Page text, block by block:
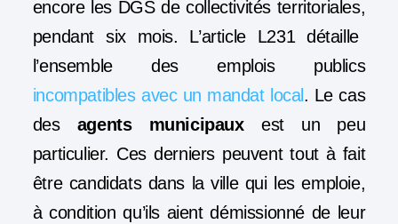
encore les DGS de collectivités territoriales,
pendant six mois. L’article L231 détaille
l’ensemble des emplois publics
incompatibles avec un mandat local. Le cas
des agents municipauxest un peu
particulier. Ces derniers peuvent tout à fait
être candidats dans la ville qui les emploie,
à condition qu’ils aient démissionné de leur